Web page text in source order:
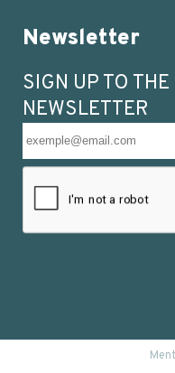
Newsletter
SIGN UP TO THE
NEWSLETTER